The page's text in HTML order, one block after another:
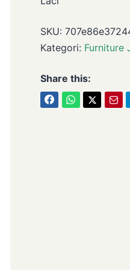
SKU:
Kategori: Furniture
Share this: